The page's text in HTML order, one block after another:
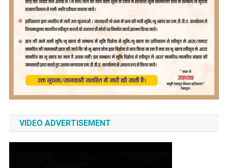
VIDEO ADVERTISEMENT